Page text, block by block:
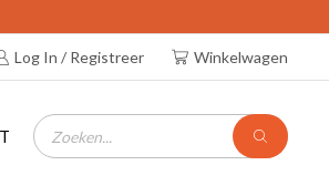
Log In / Registreer Winkelwagen
PRODUCTEN
ZOEKEN